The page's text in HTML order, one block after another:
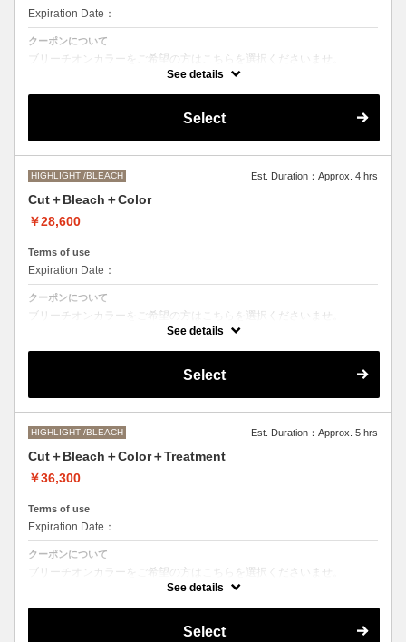
Expiration Date：
クーポンについて
ブリーチオンカラーをご希望の方はこちらを選択くださいませ。
イクロバブルシャンプー込み
で、料金が前後する場合がございます。
現できない場合がございます。
●髪の長さにより別途ロング料金を頂戴いたします。
See details
Select
HIGHLIGHT /BLEACH Est. Duration：Approx. 4 hrs
Cut＋Bleach＋Color
￥28,600
Terms of use
Expiration Date：
クーポンについて
ブリーチオンカラーをご希望の方はこちらを選択くださいませ。
で、料金が前後する場合がございます。
M ¥＋1100 L¥＋1650 LL¥＋2200
See details
Select
HIGHLIGHT /BLEACH Est. Duration：Approx. 5 hrs
Cut＋Bleach＋Color＋Treatment
￥36,300
Terms of use
Expiration Date：
クーポンについて
ブリーチオンカラーをご希望の方はこちらを選択くださいませ。
イクロバブルシャンプー込み
で、料金が前後する場合がございます。
See details
Select